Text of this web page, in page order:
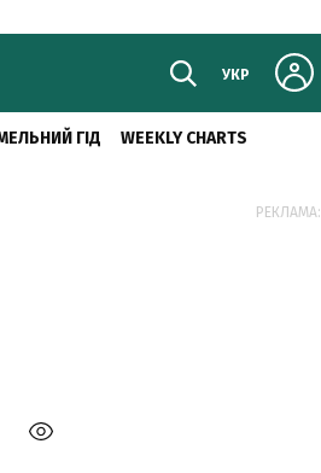
УКР
ГІД WEEKLY CHARTS
РЕКЛАМА: